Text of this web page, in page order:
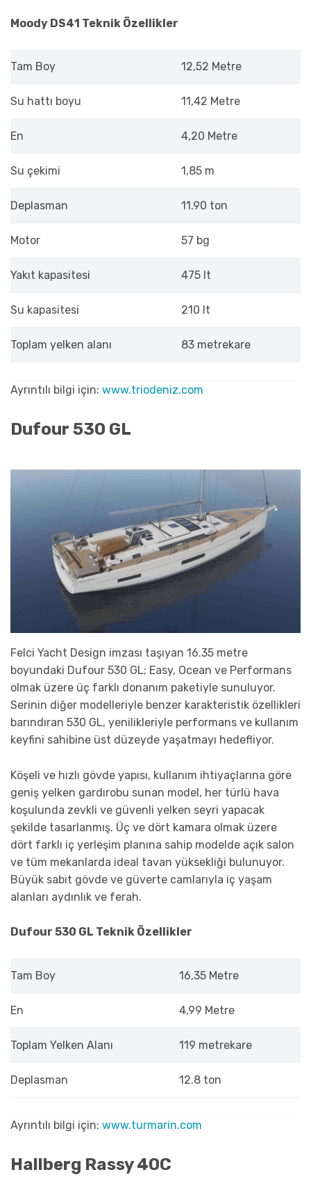
Moody DS41 Teknik Özellikler
Tam Boy 12,52 Metre
Su hattı boyu 11,42 Metre
En 4,20 Metre
Su çekimi 1,85 m
Deplasman 11.90 ton
Motor 57 bg
Yakıt kapasitesi 475 lt
Su kapasitesi 210 lt
Toplam yelken alanı 83 metrekare
Ayrıntılı bilgi için: www.triodeniz.com
Dufour 530 GL
Felci Yacht Design imzası taşıyan 16.35 metre
boyundaki Dufour 530 GL; Easy, Ocean ve Performans
olmak üzere üç farklı donanım paketiyle sunuluyor.
Serinin diğer modelleriyle benzer karakteristik özellikleri
barındıran 530 GL, yenilikleriyle performans ve kullanım
keyfini sahibine üst düzeyde yaşatmayı hedefliyor.
Köşeli ve hızlı gövde yapısı, kullanım ihtiyaçlarına göre
geniş yelken gardırobu sunan model, her türlü hava
koşulunda zevkli ve güvenli yelken seyri yapacak
şekilde tasarlanmış. Üç ve dört kamara olmak üzere
dört farklı iç yerleşim planına sahip modelde açık salon
ve tüm mekanlarda ideal tavan yüksekliği bulunuyor.
Büyük sabit gövde ve güverte camlarıyla iç yaşam
alanları aydınlık ve ferah.
Dufour 530 GL Teknik Özellikler
Tam Boy 16,35 Metre
En 4,99 Metre
Toplam Yelken Alanı 119 metrekare
Deplasman 12.8 ton
Ayrıntılı bilgi için: www.turmarin.com
Hallberg Rassy 40C